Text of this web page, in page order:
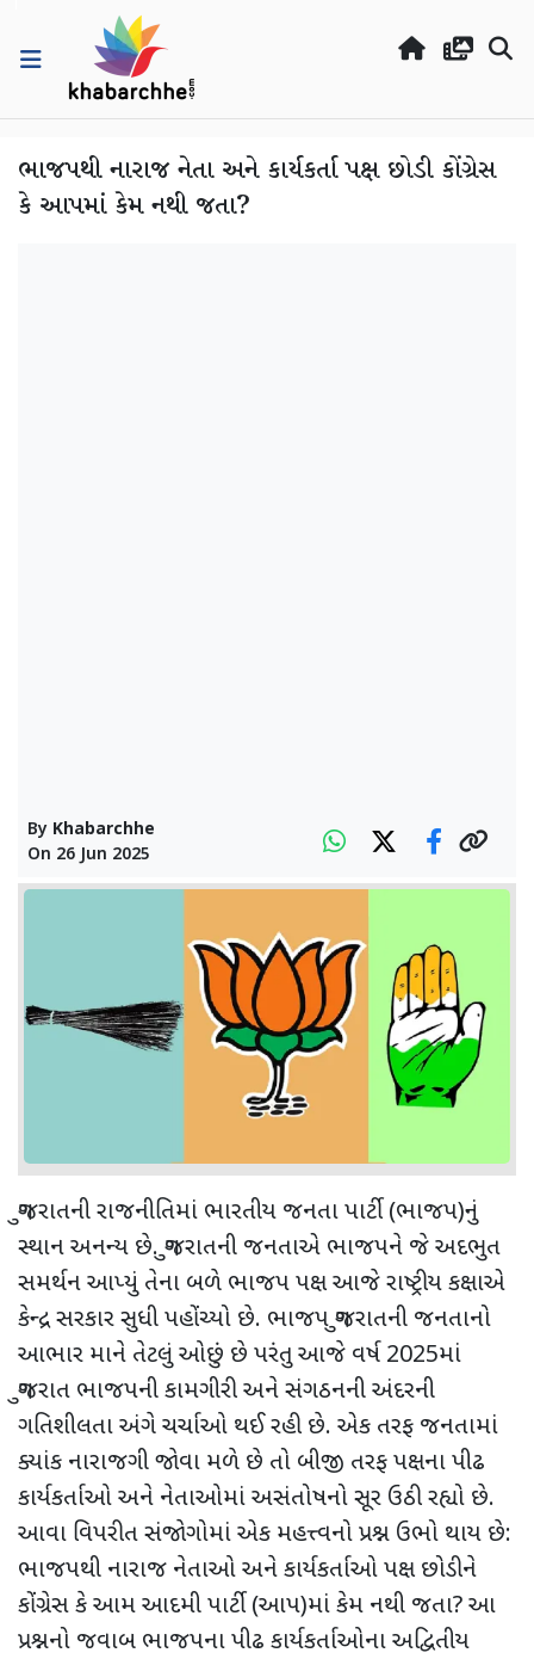
ભાજપથી નારાજ નેતા અને કાર્યકર્તા પક્ષ છોડી કોંગ્રેસ
કે આપમાં કેમ નથી જતા?
By Khabarchhe
On 26 Jun 2025
ગુજરાતની રાજનીતિમાં ભારતીય જનતા પાર્ટી (ભાજપ)નું
સ્થાન અનન્ય છે. ગુજરાતની જનતાએ ભાજપને જે અદભુત
સમર્થન આપ્યું તેના બળે ભાજપ પક્ષ આજે રાષ્ટ્રીય કક્ષાએ
કેન્દ્ર સરકાર સુધી પહોંચ્યો છે. ભાજપ ગુજરાતની જનતાનો
આભાર માને તેટલું ઓછું છે પરંતુ આજે વર્ષ 2025માં
ગુજરાત ભાજપની કામગીરી અને સંગઠનની અંદરની
ગતિશીલતા અંગે ચર્ચાઓ થઈ રહી છે. એક તરફ જનતામાં
ક્યાંક નારાજગી જોવા મળે છે તો બીજી તરફ પક્ષના પીઢ
કાર્યકર્તાઓ અને નેતાઓમાં અસંતોષનો સૂર ઉઠી રહ્યો છે.
આવા વિપરીત સંજોગોમાં એક મહત્ત્વનો પ્રશ્ન ઉભો થાય છે:
ભાજપથી નારાજ નેતાઓ અને કાર્યકર્તાઓ પક્ષ છોડીને
કોંગ્રેસ કે આમ આદમી પાર્ટી (આપ)માં કેમ નથી જતા?આ
પ્રશ્નનો જવાબ ભાજપના પીઢ કાર્યકર્તાઓના અદ્વિતીય